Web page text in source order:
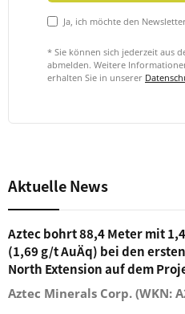
Ja, ich möchte den
* Sie können sich jederzeit aus
abmelden. Weitere
erhalten Sie in unserer
Aktuelle News
Aztec bohrt 88,4 Meter mit
(1,69 g/t AuÄq) bei den
North Extension auf dem
Aztec Minerals Corp. (WKN: